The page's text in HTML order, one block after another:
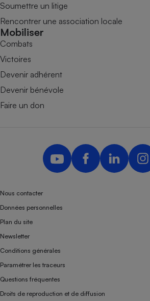
Soumettre un litige
Rencontrer une association locale
Mobiliser
Combats
Victoires
Devenir adhérent
Devenir bénévole
Faire un don
Nous contacter
Données personnelles
Plan du site
Newsletter
Conditions générales
Paramétrer les traceurs
Questions fréquentes
Droits de reproduction et de diffusion